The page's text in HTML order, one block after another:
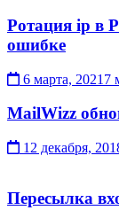
Ротация ip в
ошибке
6 марта, 2021 7
MailWizz
12 декабря,
Пересылка